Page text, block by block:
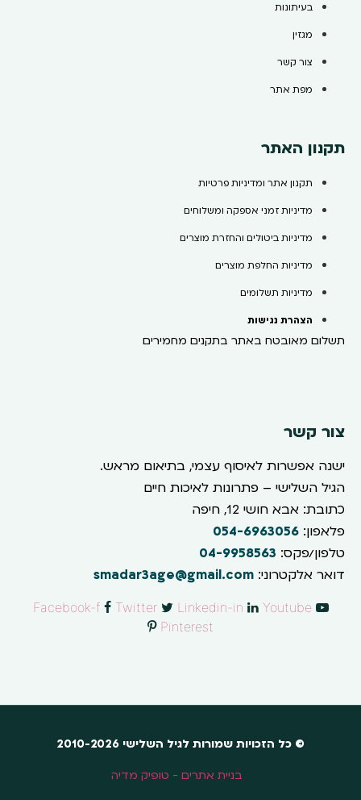
בעיתונות
מגזין
צור קשר
מפת אתר
תקנון האתר
תקנון אתר ומדיניות פרטיות
מדיניות זמני אספקה ומשלוחים
מדיניות ביטולים והחזרת מוצרים
מדיניות החלפת מוצרים
מדיניות תשלומים
הצהרת נגישות
תשלום מאובטח באתר בתקנים מחמירים
צור קשר
ישנה אפשרות לאיסוף עצמי, בתיאום מראש.
הגיל השלישי – פתרונות לאיכות חיים
כתובת: אבא חושי 12, חיפה
פלאפון: 054-6963056
טלפון/פקס: 04-9958563
דואר אלקטרוני: smadar3age@gmail.com
Facebook-f Twitter Linkedin-in
Youtube
Pinterest
© כל הזכויות שמורות לגיל השלישי 2010-2026
בניית אתרים - טופיק מדיה